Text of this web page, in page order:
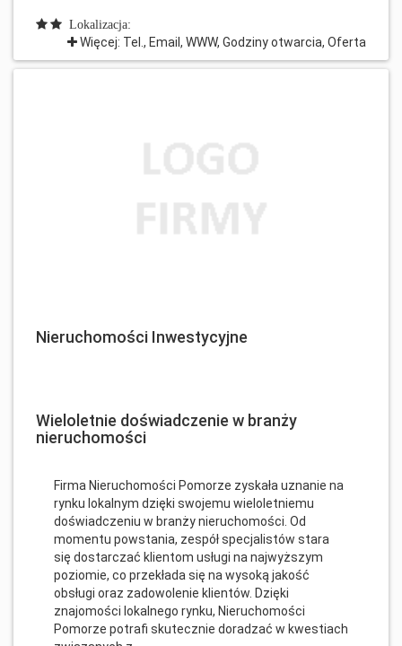
Lokalizacja:
Więcej: Tel., Email, WWW, Godziny otwarcia, Oferta
Nieruchomości Inwestycyjne
Wieloletnie doświadczenie w branży
nieruchomości
Firma Nieruchomości Pomorze zyskała uznanie na
rynku lokalnym dzięki swojemu wieloletniemu
doświadczeniu w branży nieruchomości. Od
momentu powstania, zespół specjalistów stara
się dostarczać klientom usługi na najwyższym
poziomie, co przekłada się na wysoką jakość
obsługi oraz zadowolenie klientów. Dzięki
znajomości lokalnego rynku, Nieruchomości
Pomorze potrafi skutecznie doradzać w kwestiach